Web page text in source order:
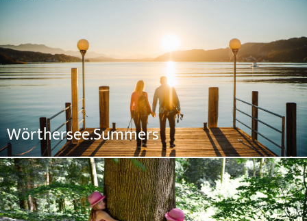
Wörthersee.Summers